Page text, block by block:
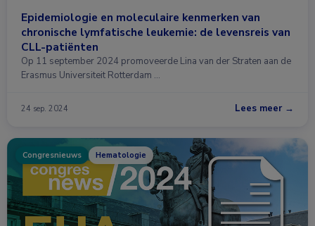
Epidemiologie en moleculaire kenmerken van
chronische lymfatische leukemie: de levensreis van
CLL-patiënten
Op 11 september 2024 promoveerde Lina van der Straten aan de
Erasmus Universiteit Rotterdam …
24 sep. 2024 Lees meer →
Congresnieuws Hematologie